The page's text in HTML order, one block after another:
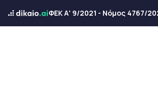
ΦΕΚ Α' 9/2021 - Νόμος 4767/